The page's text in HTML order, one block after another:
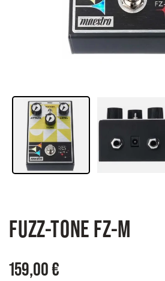
FUZZ-TONE FZ-M
159,00 €